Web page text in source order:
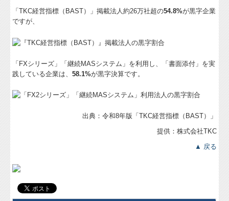
「TKC経営指標（BAST）」掲載法人約26万社超の54.8%が黒字企業
ですが、
「FXシリーズ」「継続MASシステム」を利用し、「書面添付」を実
践している企業は、58.1%が黒字決算です。
出典：令和8年版「TKC経営指標（BAST）」
提供：株式会社TKC
▲ 戻る